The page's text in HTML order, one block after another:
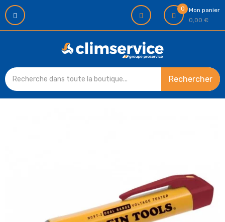
0
Mon panier
0,00 €
Rechercher